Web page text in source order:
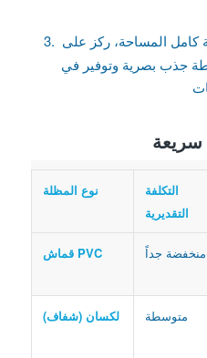
كامل المساحة، ركز على
جذب بصرية وتوفير في
سريعة
نوع المظلة
التكلفة
التقديرية
قماش PVC منخفضة جداً
لكسان (شفاف) متوسطة